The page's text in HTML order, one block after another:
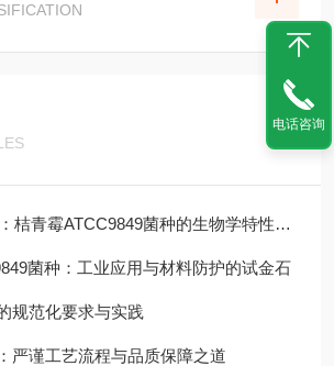
青霉ATCC9849菌种的生物学特性与风险
菌种：工业应用与材料防护的试金石
规范化要求与实践
严谨工艺流程与品质保障之道
电话咨询